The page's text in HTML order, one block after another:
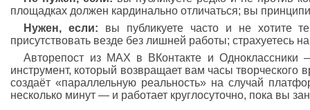
площадках должен кардинально отличаться; вы
Нужен, если: вы публикуете часто и не хотите
присутствовать везде без лишней работы; страхуетесь
Авторепост из MAX в ВКонтакте и
инструмент, который возвращает вам часы творческого
создаёт «параллельную реальность» на случай
несколько минут — и работает круглосуточно, пока вы